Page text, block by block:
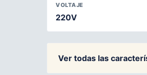
VOLTAJE
220V
Ver todas las